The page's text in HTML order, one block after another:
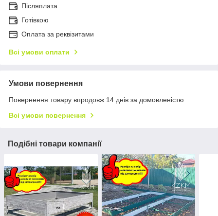
Післяплата
Готівкою
Оплата за реквізитами
Всі умови оплати
Умови повернення
Повернення товару впродовж 14 днів за домовленістю
Всі умови повернення
Подібні товари компанії